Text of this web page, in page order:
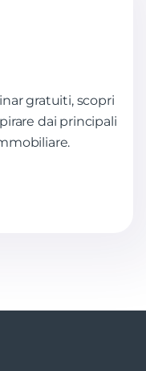
gratuiti, scopri
dai principali